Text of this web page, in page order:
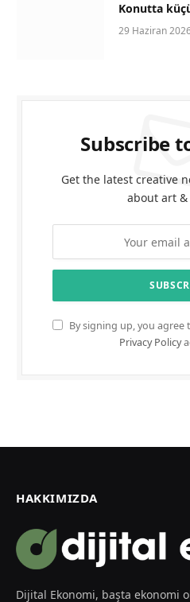
Konutta
29 Haziran
Subscribe
Get the latest creative
about art
By signing up, you
Privacy Policy
HAKKIMIZDA
Dijital Ekonomi, başta ekonomi